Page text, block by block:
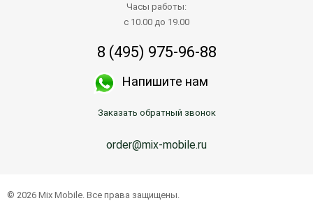
Часы работы:
с 10.00 до 19.00
8 (495) 975-96-88
Напишите нам
Заказать обратный звонок
order@mix-mobile.ru
© 2026 Mix Mobile. Все права защищены.